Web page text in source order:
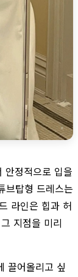
안정적으로 입을
브탑형 드레스는
라인은 힙과 허
지점을 미리
끌어올리고 싶